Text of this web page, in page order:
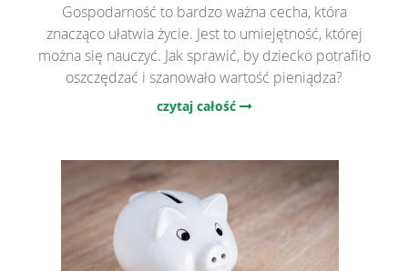
Gospodarność to bardzo ważna cecha, która
znacząco ułatwia życie. Jest to umiejętność, której
można się nauczyć. Jak sprawić, by dziecko potrafiło
oszczędzać i szanowało wartość pieniądza?
czytaj całość